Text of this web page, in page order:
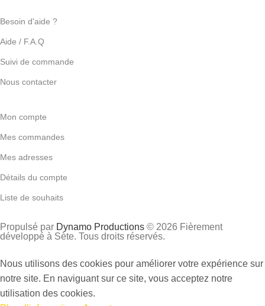
Besoin d'aide ?
Aide / F.A.Q
Suivi de commande
Nous contacter
Mon compte
Mes commandes
Mes adresses
Détails du compte
Liste de souhaits
Propulsé par Dynamo Productions © 2026 Fièrement
développé à Sète. Tous droits réservés.
Nous utilisons des cookies pour améliorer votre expérience sur
notre site. En naviguant sur ce site, vous acceptez notre
utilisation des cookies.